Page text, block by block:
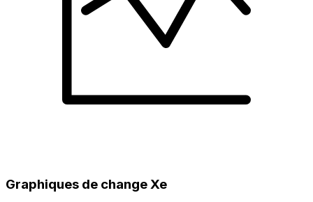
Graphiques de change Xe